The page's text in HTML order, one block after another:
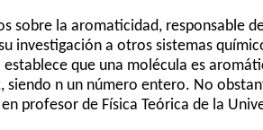
sobre la aromaticidad, responsable
investigación a otros sistemas
que una molécula es
siendo n un número entero. No
profesor de Física Teórica de la